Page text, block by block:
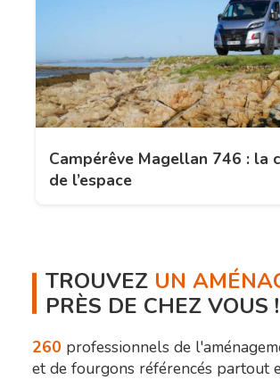
Campérêve Magellan 746 : la
de l’espace
TROUVEZ UN
PRÈS DE CHEZ VOUS !
260 professionnels de
et de fourgons référencés partout